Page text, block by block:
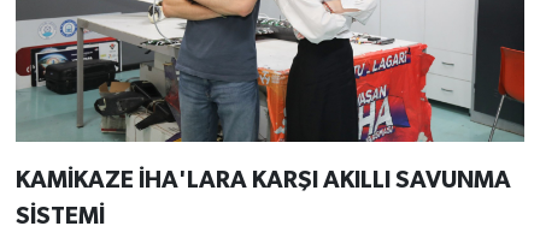
KAMİKAZE İHA'LARA KARŞI AKILLI SAVUNMA
SİSTEMİ